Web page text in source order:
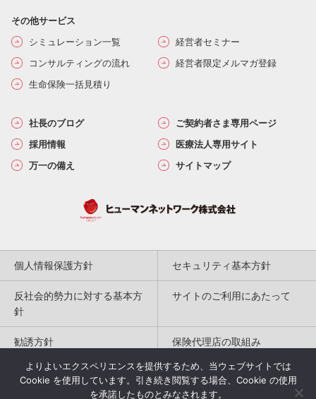
その他サービス
シミュレーション一覧
経営者セミナー
コンサルティングの流れ
経営者限定メルマガ登録
生命保険一括見積り
社長のブログ
ご契約者さま専用ページ
採用情報
医療法人専用サイト
万一の備え
サイトマップ
個人情報保護方針 セキュリティ基本方針
反社会的勢力に対する基本方
針
サイトのご利用にあたって
勧誘方針 保険代理店の取組み
特定商取引法に基づく表記
よりよいエクスペリエンスを提供するため、当ウェブサイトでは
Cookie を使用しています。引き続き閲覧する場合、Cookie の使用
を承諾したものとみなされます。